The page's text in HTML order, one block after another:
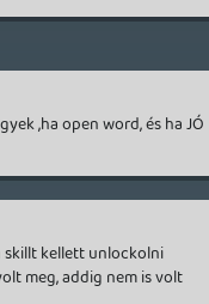
,ha open word, és ha JÓ
skillt kellett unlockolni
meg, addig nem is volt